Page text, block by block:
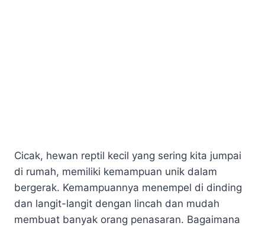
Cicak, hewan reptil kecil yang sering kita jumpai
di rumah, memiliki kemampuan unik dalam
bergerak. Kemampuannya menempel di dinding
dan langit-langit dengan lincah dan mudah
membuat banyak orang penasaran. Bagaimana